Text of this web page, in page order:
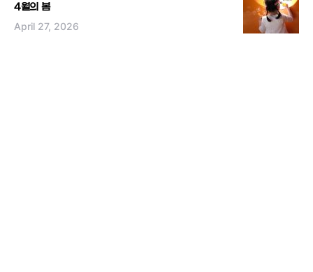
4월의 봄
April 27, 2026